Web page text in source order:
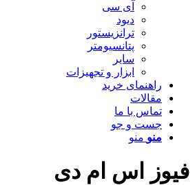
آی سی
دیود
ترانزیستور
پتانسیومتر
سایر
ابزار و تجهیزات
راهنمای خرید
مقالات
تماس با ما
جست و جو
منو منو
فیوز اس ام دی